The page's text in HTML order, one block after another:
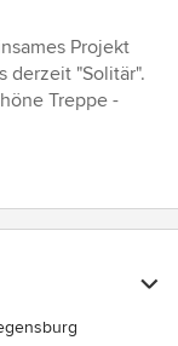
Projekt
derzeit "Solitär".
Treppe -